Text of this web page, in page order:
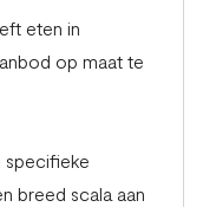
eten in
op maat te
specifieke
breed scala aan